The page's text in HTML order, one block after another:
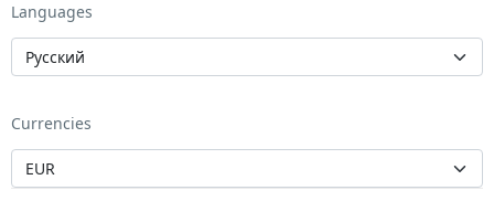
Languages
Currencies